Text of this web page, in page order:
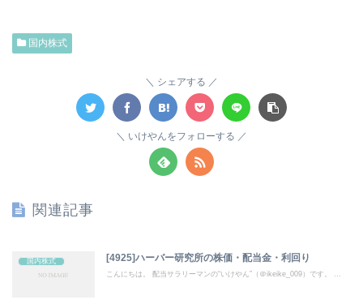
国内株式
シェアする
いけやんをフォローする
関連記事
国内株式 [4925]ハーバー研究所の株価・配当金・利回り
こんにちは。 配当サラリーマンの“いけやん”（＠ikeike_009）です。 ...